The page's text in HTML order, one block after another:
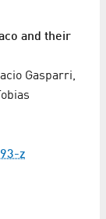
and their
Gasparri,
z